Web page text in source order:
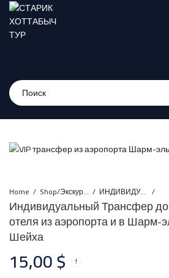
Home Shop/Экскурсии ИНДИВИДУАЛЬНЫЕ ЭКСКУРСИИ ИЗ ШАРМ-ЭЛЬ-ШЕЙХА
Индивидуальный Трансфер до
отеля из аэропорта и в Шарм-
Шейха
15,00$